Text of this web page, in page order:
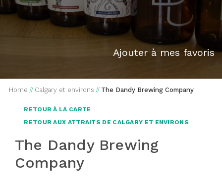
Ajouter à mes favoris
Home // Calgary et environs // The Dandy Brewing Company
RETOUR À LA CARTE
RETOUR AUX ATTRAITS DE CALGARY ET ENVIRONS
The Dandy Brewing
Company